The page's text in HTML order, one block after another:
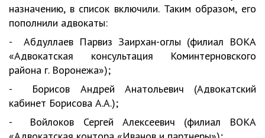
назначению, в список включили. Таким образом, его
пополнили адвокаты:
- Абдуллаев Парвиз Заирхан-оглы (филиал ВОКА
«Адвокатская консультация Коминтерновского
района г. Воронежа»);
- Борисов Андрей Анатольевич (Адвокатский
кабинет Борисова А.А.);
- Войлоков Сергей Алексеевич (филиал ВОКА